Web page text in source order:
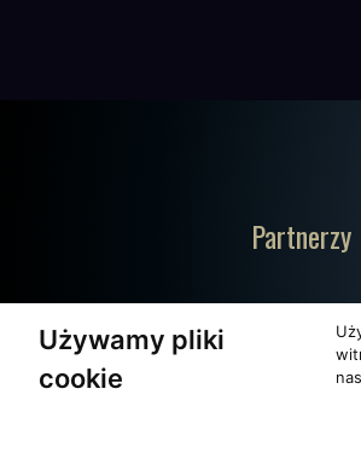
Używamy pliki
cookie
Partnerzy